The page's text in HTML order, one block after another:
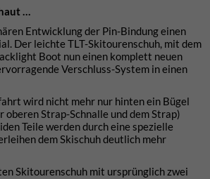
…
Entwicklung der Pin-Bindung einen
Der leichte TLT-Skitourenschuh, mit dem
Boot nun einen komplett neuen
Verschluss-System in einen
wird nicht mehr nur hinten ein Bügel
Strap-Schnalle und dem Strap)
Teile werden durch eine spezielle
dem Skischuh deutlich mehr
Skitourenschuh mit ursprünglich zwei